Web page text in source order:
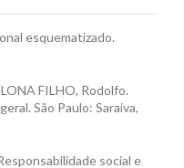
esquematizado.
FILHO, Rodolfo.
São Paulo: Saraiva,
social e